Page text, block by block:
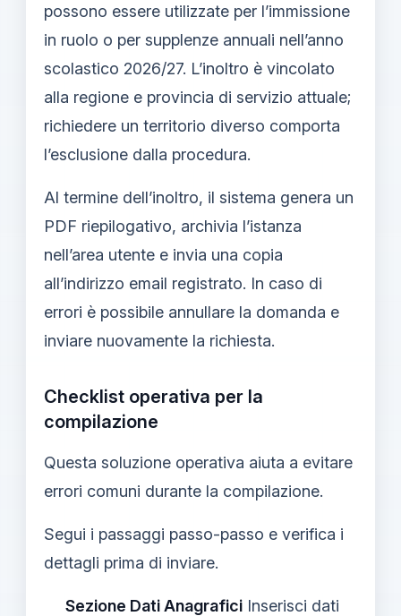
possono essere utilizzate per l’immissione
in ruolo o per supplenze annuali nell’anno
scolastico 2026/27. L’inoltro è vincolato
alla regione e provincia di servizio attuale;
richiedere un territorio diverso comporta
l’esclusione dalla procedura.
Al termine dell’inoltro, il sistema genera un
PDF riepilogativo, archivia l’istanza
nell’area utente e invia una copia
all’indirizzo email registrato. In caso di
errori è possibile annullare la domanda e
inviare nuovamente la richiesta.
Checklist operativa per la
compilazione
Questa soluzione operativa aiuta a evitare
errori comuni durante la compilazione.
Segui i passaggi passo-passo e verifica i
dettagli prima di inviare.
Sezione Dati Anagrafici Inserisci dati